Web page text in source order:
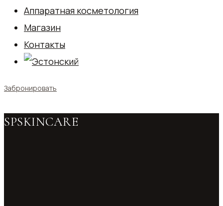
Аппаратная косметология
Магазин
Контакты
Забронировать
SPSKINCARE